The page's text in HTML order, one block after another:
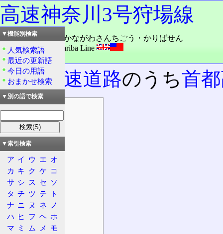
高速神奈川3号狩場線
読み：こうそく・かながわさんちごう・かりばせん
外語：Route K3 Kariba Line
品詞：固有名詞
首都高速道路のうち首
概要
起点・終点
設計諸元
規制等
法定路線名
沿革
通行料金
状況
渋滞箇所
▼機能別検索
人気検索語
最近の更新語
今日の用語
おまかせ検索
▼別の語で検索
▼索引検索
ア イ ウ エ オ
カ キ ク ケ コ
サ シ ス セ ソ
タ チ ツ テ
ト
ナ ニ ヌ ネ
ノ
ハ ヒ フ ヘ ホ
マ ミ ム メ
モ